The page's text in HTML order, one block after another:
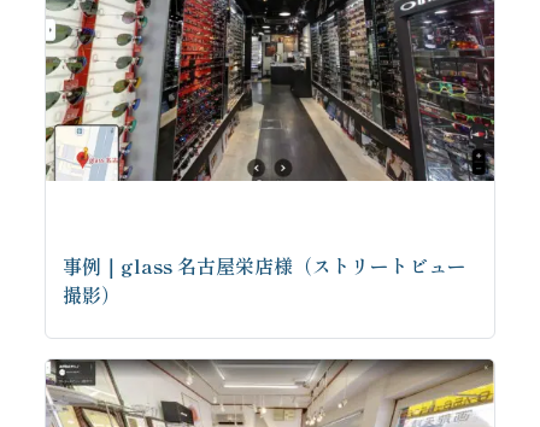
事例｜glass 名古屋栄店様（ストリートビュー
撮影）